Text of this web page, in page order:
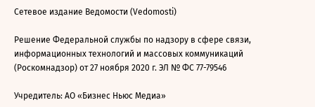
Сетевое издание Ведомости (Vedomosti)
Решение Федеральной службы по надзору в сфере связи,
информационных технологий и массовых коммуникаций
(Роскомнадзор) от 27 ноября 2020 г. ЭЛ № ФС 77-79546
Учредитель: АО «Бизнес Ньюс Медиа»